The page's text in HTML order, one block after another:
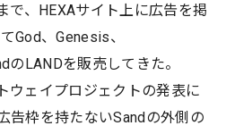
で、HEXAサイト上に広告を掲
God、Genesis、
LANDを販売してきた。
ウェイプロジェクトの発表に
告枠を持たないSandの外側の